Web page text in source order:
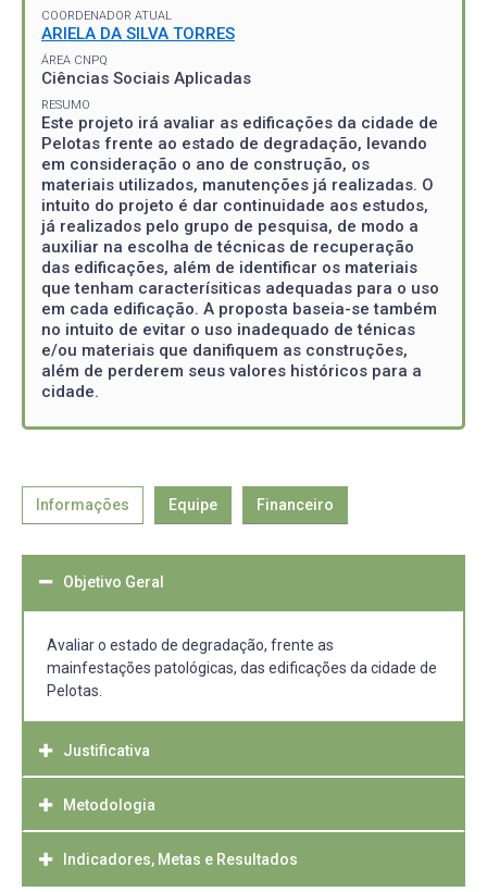
COORDENADOR ATUAL
ARIELA DA SILVA TORRES
ÁREA CNPQ
Ciências Sociais Aplicadas
RESUMO
Este projeto irá avaliar as edificações da cidade de
Pelotas frente ao estado de degradação, levando
em consideração o ano de construção, os
materiais utilizados, manutenções já realizadas. O
intuito do projeto é dar continuidade aos estudos,
já realizados pelo grupo de pesquisa, de modo a
auxiliar na escolha de técnicas de recuperação
das edificações, além de identificar os materiais
que tenham caracterísiticas adequadas para o uso
em cada edificação. A proposta baseia-se também
no intuito de evitar o uso inadequado de ténicas
e/ou materiais que danifiquem as construções,
além de perderem seus valores históricos para a
cidade.
Informações Equipe Financeiro
Objetivo Geral
Avaliar o estado de degradação, frente as
mainfestações patológicas, das edificações da cidade de
Pelotas.
Justificativa
Necessidade de entendermos o comportamento dos
materiais utilizados nas diferentes épocas construtivas
de Pelotas. Em função de termos edificações em
Metodologia
Classificação das edificações em épocas construtivas,
Indicadores, Metas e Resultados